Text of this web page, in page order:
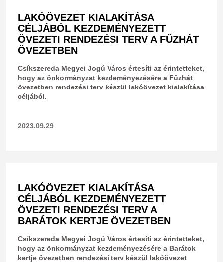
LAKÓÖVEZET KIALAKÍTÁSA
CÉLJÁBÓL KEZDEMÉNYEZETT
ÖVEZETI RENDEZÉSI TERV A FŰZHÁT
ÖVEZETBEN
Csíkszereda Megyei Jogú Város értesíti az érintetteket,
hogy az önkormányzat kezdeményezésére a Fűzhát
övezetben rendezési terv készül lakóövezet kialakítása
céljából.
2023.09.29
LAKÓÖVEZET KIALAKÍTÁSA
CÉLJÁBÓL KEZDEMÉNYEZETT
ÖVEZETI RENDEZÉSI TERV A
BARÁTOK KERTJE ÖVEZETBEN
Csíkszereda Megyei Jogú Város értesíti az érintetteket,
hogy az önkormányzat kezdeményezésére a Barátok
kertje övezetben rendezési terv készül lakóövezet